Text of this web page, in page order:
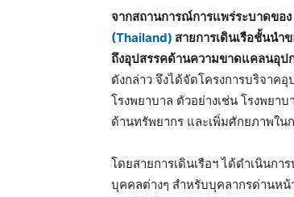
จากสถานการณ์การแพร่ระบาดขอ
(Thailand) สายการเดินเรือชั้นนำ
ถึงอุปสรรคด้านความขาดแคลนอุป
ดังกล่าว จึงได้จัดโครงการบริจาค
โรงพยาบาล ตัวอย่างเช่น โรงพยา
ด้านทรัพยากร และเพิ่มศักยภาพใน
โดยสายการเดินเรือฯ ได้ดำเนินก
บุคคลต่างๆ สำหรับบุคลากรด่านหน้